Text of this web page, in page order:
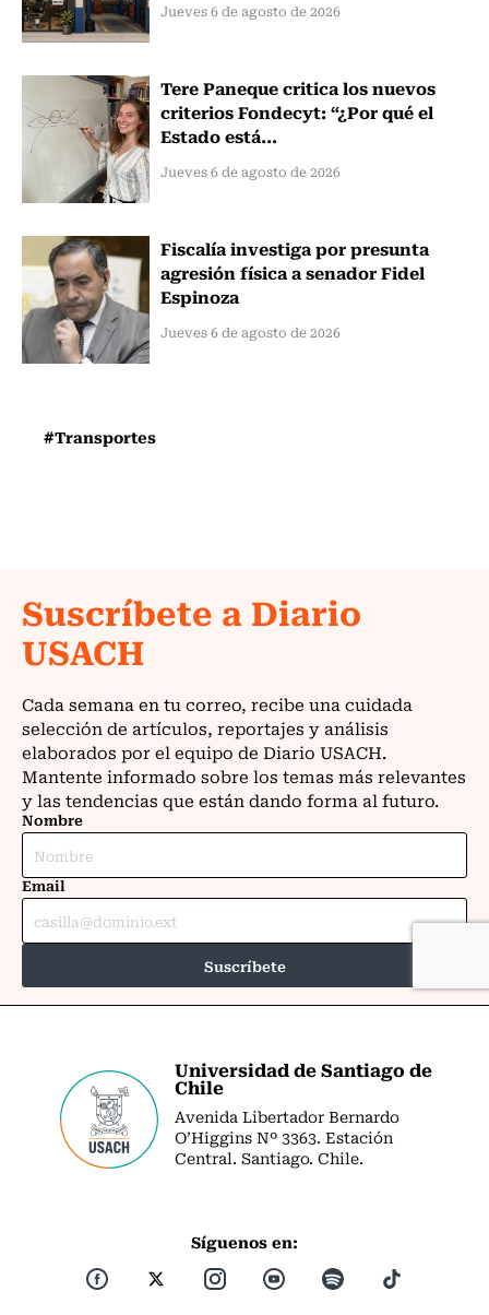
Jueves 6 de agosto de 2026
Tere Paneque critica los nuevos
criterios Fondecyt: “¿Por qué el
Estado está...
Jueves 6 de agosto de 2026
Fiscalía investiga por presunta
agresión física a senador Fidel
Espinoza
Jueves 6 de agosto de 2026
#Transportes
Universidad de Santiago de
Chile
Avenida Libertador Bernardo
O’Higgins Nº 3363. Estación
Central. Santiago. Chile.
Síguenos en: